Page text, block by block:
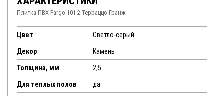
Плитка ПВХ Fargo 101-2 Терраццо Гранж
Цвет Светло-серый
Декор Камень
Толщина, мм 2,5
Для теплых полов да